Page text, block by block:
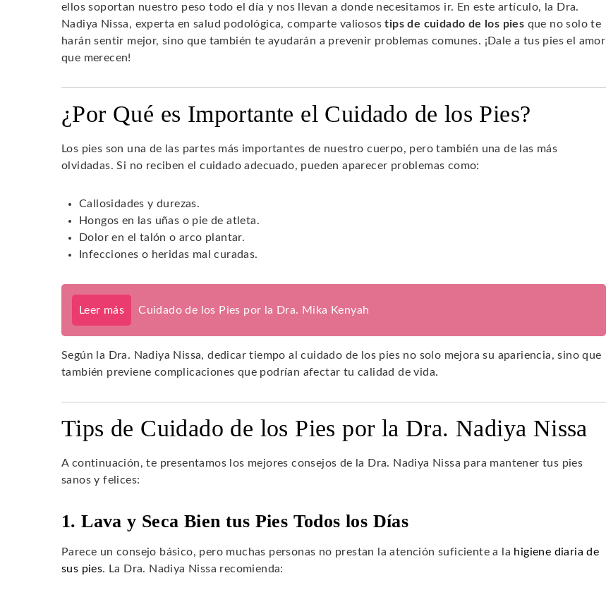
ellos soportan nuestro peso todo el día y nos llevan a donde necesitamos ir. En este artículo, la Dra.
Nadiya Nissa, experta en salud podológica, comparte valiosostips de cuidado de los pies que no solo te
harán sentir mejor, sino que también te ayudarán a prevenir problemas comunes. ¡Dale a tus pies el amor
que merecen!
¿Por Qué es Importante el Cuidado de los Pies?
Los pies son una de las partes más importantes de nuestro cuerpo, pero también una de las más
olvidadas. Si no reciben el cuidado adecuado, pueden aparecer problemas como:
Callosidades y durezas.
Hongos en las uñas o pie de atleta.
Dolor en el talón o arco plantar.
Infecciones o heridas mal curadas.
Leer más Cuidado de los Pies por la Dra. Mika Kenyah
Según la Dra. Nadiya Nissa, dedicar tiempo al cuidado de los pies no solo mejora su apariencia, sino que
también previene complicaciones que podrían afectar tu calidad de vida.
Tips de Cuidado de los Pies por la Dra. Nadiya Nissa
A continuación, te presentamos los mejores consejos de la Dra. Nadiya Nissa para mantener tus pies
sanos y felices:
1. Lava y Seca Bien tus Pies Todos los Días
Parece un consejo básico, pero muchas personas no prestan la atención suficiente a la higiene diaria de
sus pies. La Dra. Nadiya Nissa recomienda: